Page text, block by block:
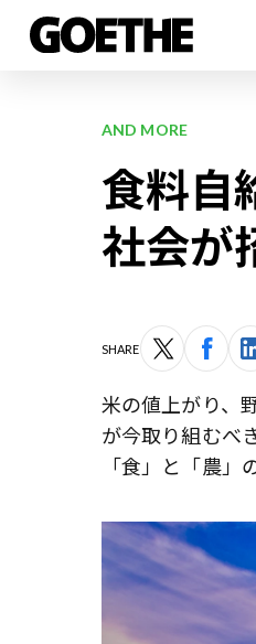
AND MORE
食料自
社会が
SHARE
米の値上がり、
が今取り組むべ
「食」と「農」